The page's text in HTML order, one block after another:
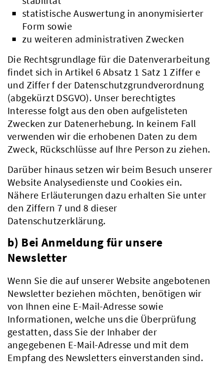
statistische Auswertung in anonymisierter
Form sowie
zu weiteren administrativen Zwecken
Die Rechtsgrundlage für die Datenverarbeitung
findet sich in Artikel 6 Absatz 1 Satz 1 Ziffer e
und Ziffer f der Datenschutzgrundverordnung
(abgekürzt DSGVO). Unser berechtigtes
Interesse folgt aus den oben aufgelisteten
Zwecken zur Datenerhebung. In keinem Fall
verwenden wir die erhobenen Daten zu dem
Zweck, Rückschlüsse auf Ihre Person zu ziehen.
Darüber hinaus setzen wir beim Besuch unserer
Website Analysedienste und Cookies ein.
Nähere Erläuterungen dazu erhalten Sie unter
den Ziffern 7 und 8 dieser
Datenschutzerklärung.
b) Bei Anmeldung für unsere
Newsletter
Wenn Sie die auf unserer Website angebotenen
Newsletter beziehen möchten, benötigen wir
von Ihnen eine E-Mail-Adresse sowie
Informationen, welche uns die Überprüfung
gestatten, dass Sie der Inhaber der
angegebenen E-Mail-Adresse und mit dem
Empfang des Newsletters einverstanden sind.